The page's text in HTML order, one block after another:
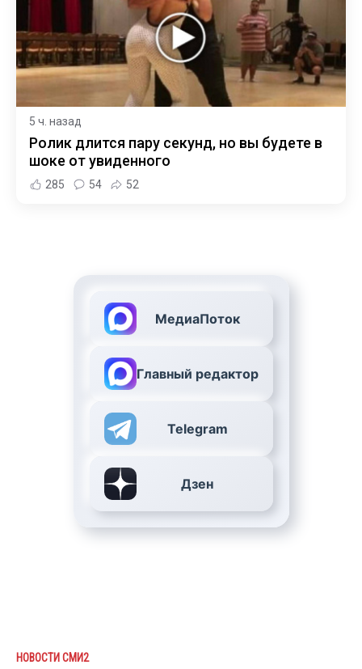
5 ч. назад
Ролик длится пару секунд, но вы будете в
шоке от увиденного
285 54 52
МедиаПоток
Главный редактор
Telegram
Дзен
НОВОСТИ СМИ2